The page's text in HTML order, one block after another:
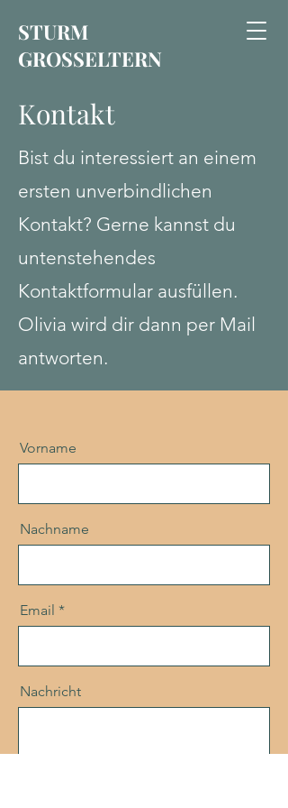
STURM
GROSSELTERN
Kontakt
Bist du interessiert an einem
ersten unverbindlichen
Kontakt? Gerne kannst du
untenstehendes
Kontaktformular ausfüllen.
Olivia wird dir dann per Mail
antworten.
Vorname
Nachname
Email
Nachricht